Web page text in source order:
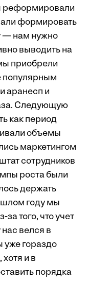
реформировали
формировать
— нам нужно
выводить на
приобрели
популярным
аранесп и
Следующую
как период
объемы
маркетингом
сотрудников
роста были
держать
году мы
того, что учет
велся в
уже гораздо
и в
порядка